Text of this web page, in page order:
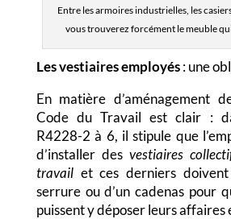
Entre les armoires industrielles, les
vous trouverez forcément le meuble
Les vestiaires employés: une
En matière d’aménagement
Code du Travail est clair :
R4228-2 à 6, il stipule que
d’installer des vestiaires
travailet ces derniers doivent
serrure ou d’un cadenas pour
puissent y déposer leurs affaires